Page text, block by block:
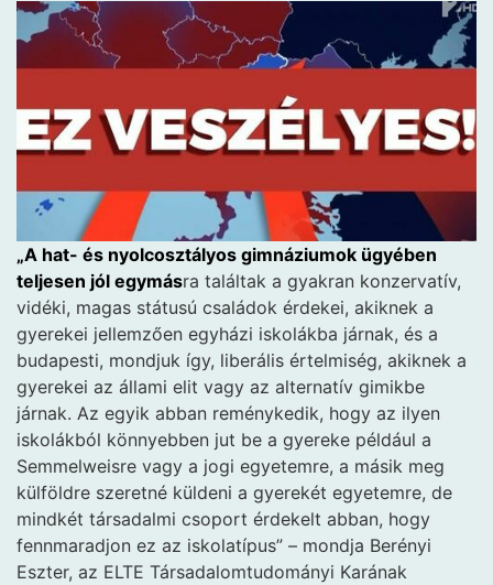
„A hat- és nyolcosztályos gimnáziumok ügyében
teljesen jól egymásra találtak a gyakran konzervatív,
vidéki, magas státusú családok érdekei, akiknek a
gyerekei jellemzően egyházi iskolákba járnak, és a
budapesti, mondjuk így, liberális értelmiség, akiknek a
gyerekei az állami elit vagy az alternatív gimikbe
járnak. Az egyik abban reménykedik, hogy az ilyen
iskolákból könnyebben jut be a gyereke például a
Semmelweisre vagy a jogi egyetemre, a másik meg
külföldre szeretné küldeni a gyerekét egyetemre, de
mindkét társadalmi csoport érdekelt abban, hogy
fennmaradjon ez az iskolatípus” – mondja Berényi
Eszter, az ELTE Társadalomtudományi Karának